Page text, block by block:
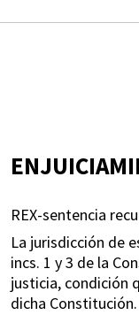
REX-sentencia
La jurisdicción de
incs. 1 y 3 de la
justicia, condición
dicha Constitución.